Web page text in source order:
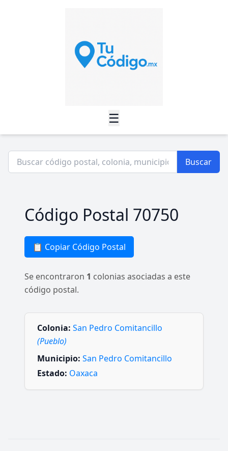
☰
Buscar
Código Postal 70750
📋 Copiar Código Postal
Se encontraron 1 colonias asociadas a este
código postal.
Colonia: San Pedro Comitancillo
(Pueblo)
Municipio: San Pedro Comitancillo
Estado: Oaxaca